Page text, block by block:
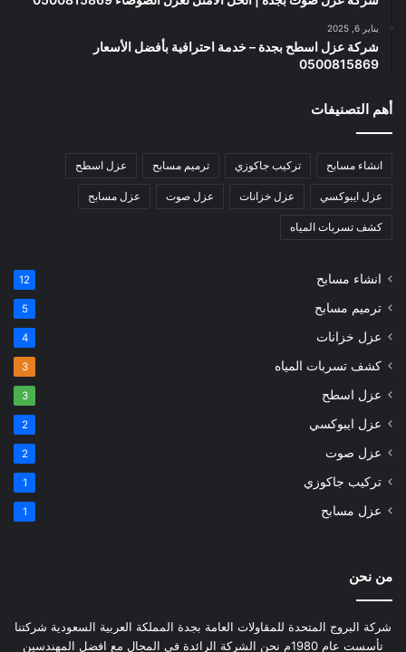
يناير 6, 2025
شركة عزل اسطح بجدة – خدمة احترافية بأفضل الأسعار
0500815869
أهم التصنيفات
انشاء مسابح تركيب جاكوزي ترميم مسابح عزل اسطح
عزل ايبوكسي عزل خزانات عزل صوت عزل مسابح
كشف تسربات المياه
انشاء مسابح 12
ترميم مسابح 5
عزل خزانات 4
كشف تسربات المياه 3
عزل اسطح 3
عزل ايبوكسي 2
عزل صوت 2
تركيب جاكوزي 1
عزل مسابح 1
من نحن
شركة البروج المتحدة للمقاولات العامة بجدة المملكة العربية السعودية شركتنا
تأسست عام 1980م نحن الشركة الرائدة في المجال مع افضل المهندسين